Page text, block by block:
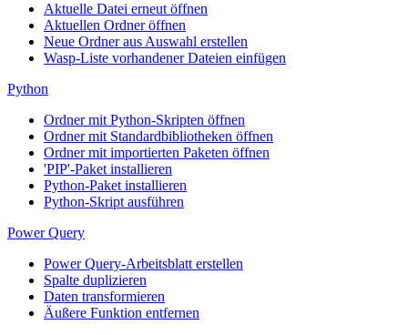
Aktuelle Datei erneut öffnen
Aktuellen Ordner öffnen
Neue Ordner aus Auswahl erstellen
Wasp-Liste vorhandener Dateien einfügen
Python
Ordner mit Python-Skripten öffnen
Ordner mit Standardbibliotheken öffnen
Ordner mit importierten Paketen öffnen
'PIP'-Paket installieren
Python-Paket installieren
Python-Skript ausführen
Power Query
Power Query-Arbeitsblatt erstellen
Spalte duplizieren
Daten transformieren
Äußere Funktion entfernen